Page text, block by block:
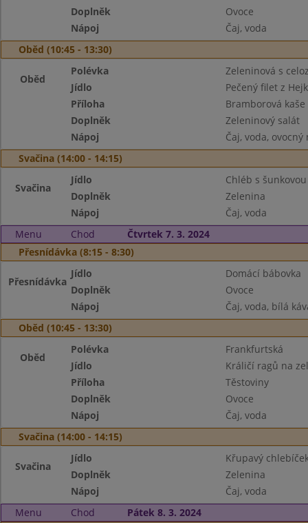
Doplněk
Ovoce
Nápoj
Čaj, voda
Oběd (10:45 - 13:30)
Oběd
Polévka
Zeleninová s
Jídlo
Pečený filet z
Příloha
Bramborová kaše
Doplněk
Zeleninový salát
Nápoj
Čaj, voda, ovocný
Svačina (14:00 - 14:15)
Svačina
Jídlo
Chléb s
Doplněk
Zelenina
Nápoj
Čaj, voda
Menu
Chod
Čtvrtek 7. 3. 2024
Přesnídávka (8:15 - 8:30)
Přesnídávka
Jídlo
Domácí bábovka
Doplněk
Ovoce
Nápoj
Čaj, voda, bílá
Oběd (10:45 - 13:30)
Oběd
Polévka
Frankfurtská
Jídlo
Králičí ragů na
Příloha
Těstoviny
Doplněk
Ovoce
Nápoj
Čaj, voda
Svačina (14:00 - 14:15)
Svačina
Jídlo
Křupavý
Doplněk
Zelenina
Nápoj
Čaj, voda
Menu
Chod
Pátek 8. 3. 2024